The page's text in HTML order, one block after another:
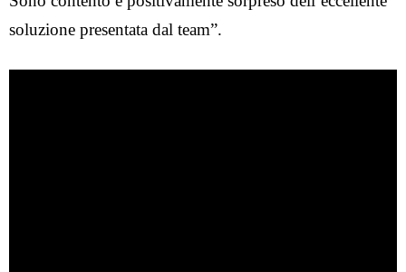
soluzione presentata dal team”.